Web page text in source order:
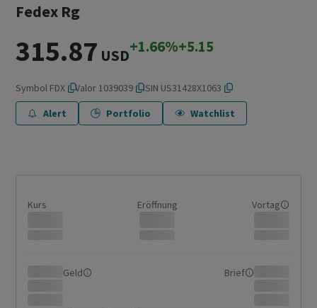
Fedex Rg
315.87 USD+1.66%+5.15
Symbol FDX Valor 1039039 ISIN US31428X1063
Alert
Portfolio Watchlist
Kurs Eröffnung Vortag
Geld Brief